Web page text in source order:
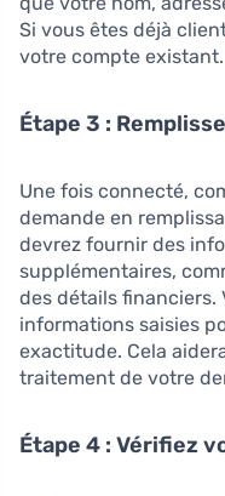
Si vous êtes déjà
votre compte existant.
Étape 3 :
Une fois connecté,
demande en
devrez fournir des
supplémentaires,
des détails
informations saisies
exactitude. Cela
traitement de votre
Étape 4 : Vérifiez